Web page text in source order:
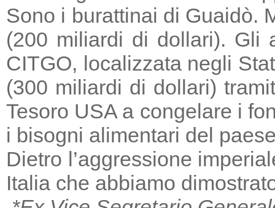
Sono i burattinai di Guaidò.
(200 miliardi di dollari). Gli
CITGO, localizzata negli
(300 miliardi di dollari)
Tesoro USA a congelare i
i bisogni alimentari del
Dietro l’aggressione
Italia che abbiamo